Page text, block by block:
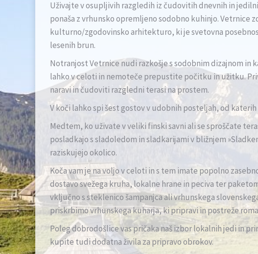
Uživajte v osupljivih razgledih iz čudovitih dnevnih in
ponaša z vrhunsko opremljeno sodobno kuhinjo. Vetrnice
kulturno/zgodovinsko arhitekturo, ki je svetovna
lesenih brun.
Notranjost Vetrnice nudi razkošje s sodobnim dizajnom in
lahko v celoti in nemoteče prepustite počitku in užitku.
naravi in čudoviti razgledni terasi na prostem.
V koči lahko spi šest gostov v udobnih posteljah, od
Medtem, ko uživate v veliki finski savni ali se sproščate
posladkajo s sladoledom in sladkarijami v bližnjem
raziskujejo okolico.
Koča vam je na voljo v celoti in s tem imate popolno
dostavo svežega kruha, lokalne hrane in peciva ter
vključno s steklenico šampanjca ali vrhunskega
priskrbimo vrhunskega kuharja, ki pripravi in postreže
Poleg dobrodošlice vas pričaka naš izbor lokalnih jedi in
kupite tudi dodatna živila za pripravo obrokov.